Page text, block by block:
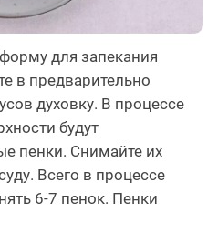
для запекания
в предварительно
духовку. В процессе
будут
пенки. Снимайте их
Всего в процессе
6-7 пенок. Пенки